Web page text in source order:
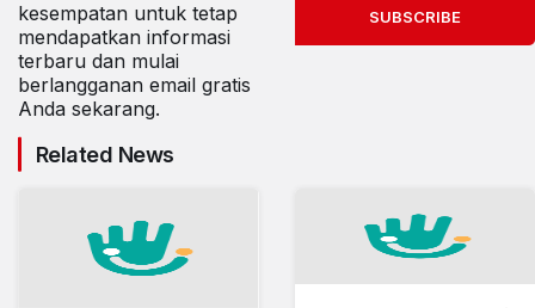
kesempatan untuk tetap
mendapatkan informasi
terbaru dan mulai
berlangganan email gratis
Anda sekarang.
SUBSCRIBE
Related News